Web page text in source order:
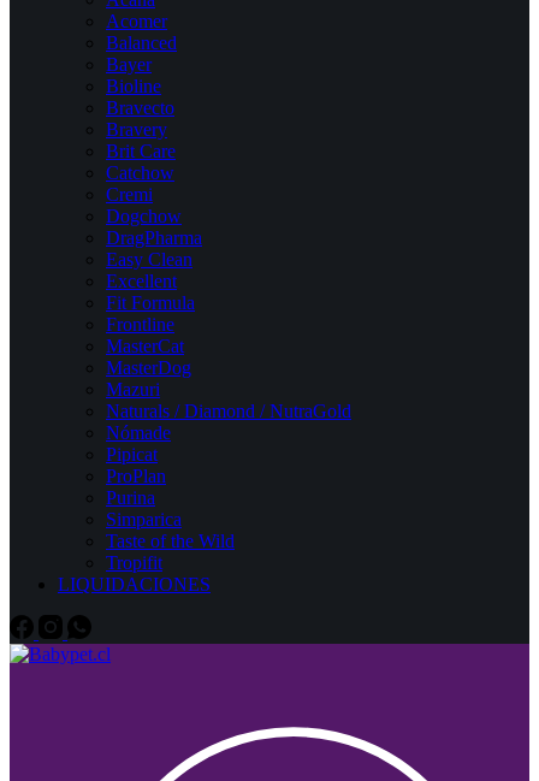
Acomer
Balanced
Bayer
Bioline
Bravecto
Bravery
Brit Care
Catchow
Cremi
Dogchow
DragPharma
Easy Clean
Excellent
Fit Formula
Frontline
MasterCat
MasterDog
Mazuri
Naturals / Diamond / NutraGold
Nómade
Pipicat
ProPlan
Purina
Simparica
Taste of the Wild
Tropifit
LIQUIDACIONES